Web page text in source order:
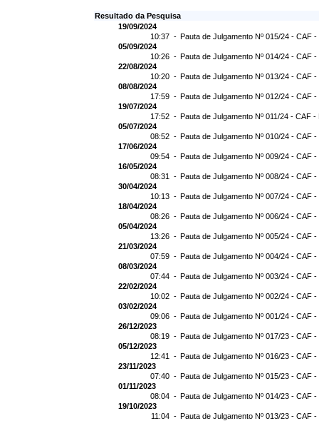
Resultado da Pesquisa
19/09/2024
10:37 - Pauta de Julgamento Nº 015/24 - CAF -
05/09/2024
10:26 - Pauta de Julgamento Nº 014/24 - CAF -
22/08/2024
10:20 - Pauta de Julgamento Nº 013/24 - CAF
08/08/2024
17:59 - Pauta de Julgamento Nº 012/24 - CAF
19/07/2024
17:52 - Pauta de Julgamento Nº 011/24 - CAF -
05/07/2024
08:52 - Pauta de Julgamento Nº 010/24 - CAF
17/06/2024
09:54 - Pauta de Julgamento Nº 009/24 - CAF
16/05/2024
08:31 - Pauta de Julgamento Nº 008/24 - CAF
30/04/2024
10:13 - Pauta de Julgamento Nº 007/24 - CAF
18/04/2024
08:26 - Pauta de Julgamento Nº 006/24 - CAF
05/04/2024
13:26 - Pauta de Julgamento Nº 005/24 - CAF
21/03/2024
07:59 - Pauta de Julgamento Nº 004/24 - CAF
08/03/2024
07:44 - Pauta de Julgamento Nº 003/24 - CAF
22/02/2024
10:02 - Pauta de Julgamento Nº 002/24 - CAF
03/02/2024
09:06 - Pauta de Julgamento Nº 001/24 - CAF
26/12/2023
08:19 - Pauta de Julgamento Nº 017/23 - CAF
05/12/2023
12:41 - Pauta de Julgamento Nº 016/23 - CAF
23/11/2023
07:40 - Pauta de Julgamento Nº 015/23 - CAF -
01/11/2023
08:04 - Pauta de Julgamento Nº 014/23 - CAF -
19/10/2023
11:04 - Pauta de Julgamento Nº 013/23 - CAF